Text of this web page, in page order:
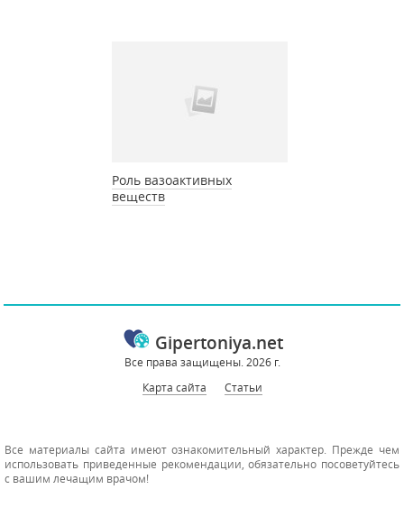
Роль вазоактивных
веществ
Gipertoniya.net
Все права защищены. 2026 г.
Карта сайта
Статьи
Все материалы сайта имеют ознакомительный характер. Прежде чем
использовать приведенные рекомендации, обязательно посоветуйтесь
с вашим лечащим врачом!